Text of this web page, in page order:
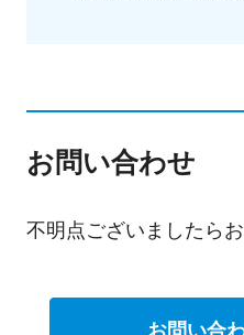
お問い合わせ
不明点ございましたら
お問い合